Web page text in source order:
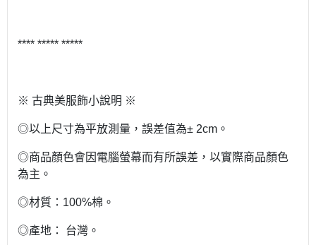
**** ***** *****
※ 古典美服飾小說明 ※
◎以上尺寸為平放測量，誤差值為± 2cm。
◎商品顏色會因電腦螢幕而有所誤差，以實際商品顏色
為主。
◎材質：100%棉。
◎產地： 台灣。